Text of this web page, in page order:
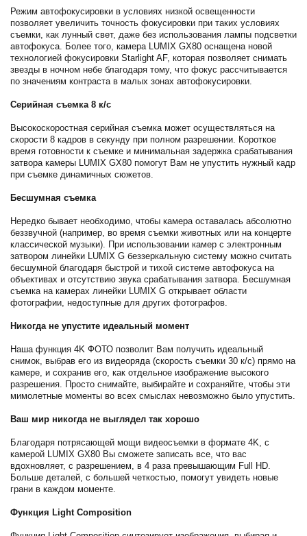
Режим автофокусировки в условиях низкой освещенности
позволяет увеличить точность фокусировки при таких условиях
съемки, как лунный свет, даже без использования лампы подсветки
автофокуса. Более того, камера LUMIX GX80 оснащена новой
технологией фокусировки Starlight AF, которая позволяет снимать
звезды в ночном небе благодаря тому, что фокус рассчитывается
по значениям контраста в малых зонах автофокусировки.
Серийная съемка 8 к/с
Высокоскоростная серийная съемка может осуществляться на
скорости 8 кадров в секунду при полном разрешении. Короткое
время готовности к съемке и минимальная задержка срабатывания
затвора камеры LUMIX GX80 помогут Вам не упустить нужный кадр
при съемке динамичных сюжетов.
Бесшумная съемка
Нередко бывает необходимо, чтобы камера оставалась абсолютно
беззвучной (например, во время съемки животных или на концерте
классической музыки). При использовании камер с электронным
затвором линейки LUMIX G беззеркальную систему можно считать
бесшумной благодаря быстрой и тихой системе автофокуса на
объективах и отсутствию звука срабатывания затвора. Бесшумная
съемка на камерах линейки LUMIX G открывает области
фотографии, недоступные для других фотографов.
Никогда не упустите идеальный момент
Наша функция 4K ФОТО позволит Вам получить идеальный
снимок, выбрав его из видеоряда (скорость съемки 30 к/с) прямо на
камере, и сохранив его, как отдельное изображение высокого
разрешения. Просто снимайте, выбирайте и сохраняйте, чтобы эти
мимолетные моменты во всех смыслах невозможно было упустить.
Ваш мир никогда не выглядел так хорошо
Благодаря потрясающей мощи видеосъемки в формате 4K, с
камерой LUMIX GX80 Вы сможете записать все, что вас
вдохновляет, с разрешением, в 4 раза превышающим Full HD.
Больше деталей, с большей четкостью, помогут увидеть новые
грани в каждом моменте.
Функция Light Composition